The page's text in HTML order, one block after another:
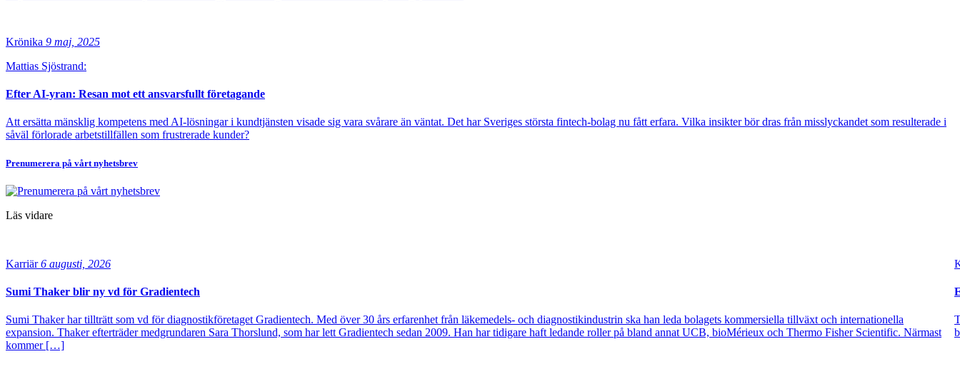
Krönika 9 maj, 2025
Mattias Sjöstrand:
Efter AI-yran: Resan mot ett ansvarsfullt företagande
Att ersätta mänsklig kompetens med AI-lösningar i kundtjänsten visade sig vara svårare än väntat. Det har Sveriges största fintech-bolag nu fått erfara. Vilka insikter bör dras från misslyckandet som resulterade i
såväl förlorade arbetstillfällen som frustrerade kunder?
Prenumerera på vårt nyhetsbrev
Läs vidare
Karriär 6 augusti, 2026
Sumi Thaker blir ny vd för Gradientech
Sumi Thaker har tillträtt som vd för diagnostikföretaget Gradientech. Med över 30 års erfarenhet från läkemedels- och diagnostikindustrin ska han leda bolagets kommersiella tillväxt och internationella
expansion. Thaker efterträder medgrundaren Sara Thorslund, som har lett Gradientech sedan 2009. Han har tidigare haft ledande roller på bland annat UCB, bioMérieux och Thermo Fisher Scientific. Närmast
kommer […]